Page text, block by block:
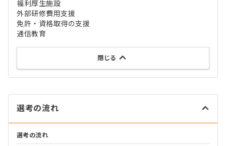
福利厚生施設
外部研修費用支援
免許・資格取得の支援
通信教育
閉じる
選考の流れ
選考の流れ